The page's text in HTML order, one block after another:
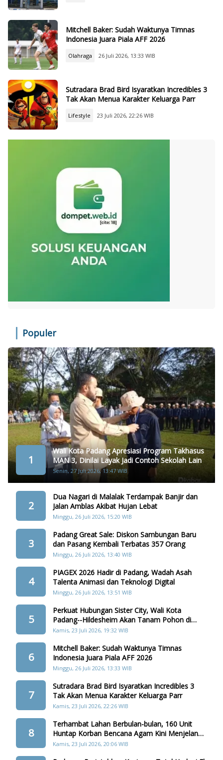
Mitchell Baker: Sudah Waktunya Timnas
Indonesia Juara Piala AFF 2026
Olahraga 26 Juli 2026, 13:33 WIB
Sutradara Brad Bird Isyaratkan Incredibles 3
Tak Akan Menua Karakter Keluarga Parr
Lifestyle 23 Juli 2026, 22:26 WIB
Populer
1
Wali Kota Padang Apresiasi Program Takhasus
MAN 3, Dinilai Layak Jadi Contoh Sekolah Lain
Senin, 27 Juli 2026, 13:47 WIB
2
Dua Nagari di Malalak Terdampak Banjir dan
Jalan Amblas Akibat Hujan Lebat
Minggu, 26 Juli 2026, 15:20 WIB
3
Padang Great Sale: Diskon Sambungan Baru
dan Pasang Kembali Terbatas 357 Orang
Minggu, 26 Juli 2026, 13:40 WIB
4
PIAGEX 2026 Hadir di Padang, Wadah Asah
Talenta Animasi dan Teknologi Digital
Minggu, 26 Juli 2026, 13:51 WIB
5
Perkuat Hubungan Sister City, Wali Kota
Padang--Hildesheim Akan Tanam Pohon di
Batang Arau
Kamis, 23 Juli 2026, 19:32 WIB
6
Mitchell Baker: Sudah Waktunya Timnas
Indonesia Juara Piala AFF 2026
Minggu, 26 Juli 2026, 13:33 WIB
7
Sutradara Brad Bird Isyaratkan Incredibles 3
Tak Akan Menua Karakter Keluarga Parr
Kamis, 23 Juli 2026, 22:26 WIB
8
Terhambat Lahan Berbulan-bulan, 160 Unit
Huntap Korban Bencana Agam Kini Menjelang
Realisasi
Kamis, 23 Juli 2026, 20:06 WIB